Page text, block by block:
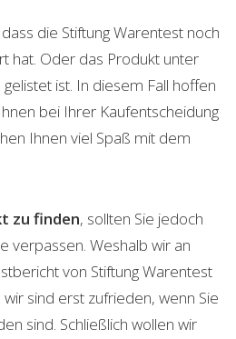
dass die Stiftung Warentest noch
hat. Oder das Produkt unter
ist. In diesem Fall hoffen
bei Ihrer Kaufentscheidung
Ihnen viel Spaß mit dem
zu finden, sollten Sie jedoch
verpassen. Weshalb wir an
von Stiftung Warentest
sind erst zufrieden, wenn Sie
sind. Schließlich wollen wir